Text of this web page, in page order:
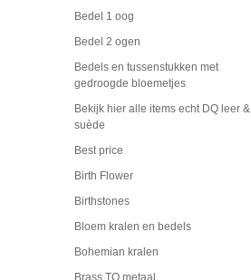
Bedel 1 oog
Bedel 2 ogen
Bedels en tussenstukken met
gedroogde bloemetjes
Bekijk hier alle items echt DQ leer &
suède
Best price
Birth Flower
Birthstones
Bloem kralen en bedels
Bohemian kralen
Brass TQ metaal